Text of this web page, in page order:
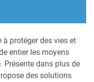
à protéger des vies et
entier les moyens
Présente dans plus de
des solutions